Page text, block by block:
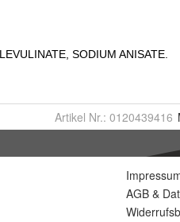
Artikel Nr.: 0120439416
AGB &